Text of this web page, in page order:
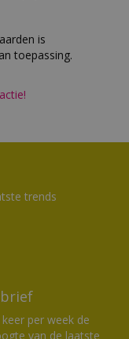
is
toepassing.
trends
per week de
van de laatste